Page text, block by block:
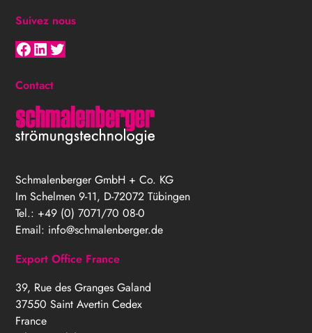
Suivez nous
Facebook
LinkedIn
Twitter
Contact
Schmalenberger GmbH + Co. KG
Im Schelmen 9-11, D-72072 Tübingen
Tel.: +49 (0) 7071/70 08-0
Email: info@schmalenberger.de
Export Office France
39, Rue des Granges Galand
37550 Saint Avertin Cedex
France